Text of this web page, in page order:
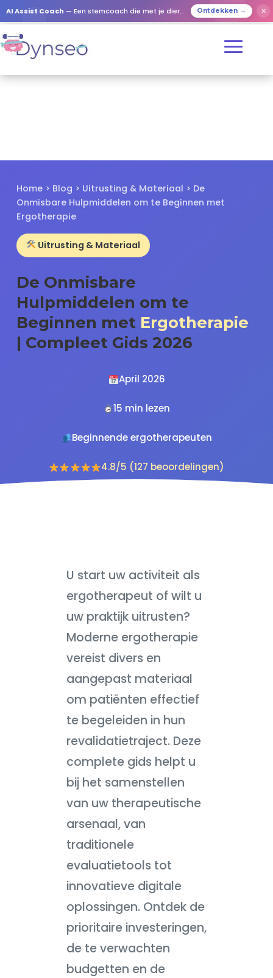
AI Assist Coach — Een stemcoach die met je dierbaren speelt Ontdekken → ✕
Home > Blog > Uitrusting & Materiaal > De
Onmisbare Hulpmiddelen om te Beginnen met
Ergotherapie
Uitrusting & Materiaal
De Onmisbare
Hulpmiddelen om te
Beginnen met Ergotherapie
| Compleet Gids 2026
April 2026
15 min lezen
Beginnende ergotherapeuten
4.8/5 (127 beoordelingen)
U start uw activiteit als
ergotherapeut of wilt u
uw praktijk uitrusten?
Moderne ergotherapie
vereist divers en
aangepast materiaal
om patiënten effectief
te begeleiden in hun
revalidatietraject. Deze
complete gids helpt u
bij het samenstellen
van uw therapeutische
arsenaal, van
traditionele
evaluatietools tot
innovatieve digitale
oplossingen. Ontdek de
prioritaire investeringen,
de te verwachten
budgetten en de